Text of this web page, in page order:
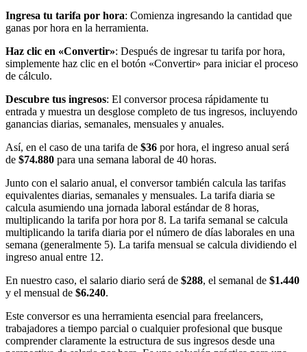
Ingresa tu tarifa por hora: Comienza ingresando la cantidad que
ganas por hora en la herramienta.
Haz clic en «Convertir»: Después de ingresar tu tarifa por hora,
simplemente haz clic en el botón «Convertir» para iniciar el proceso
de cálculo.
Descubre tus ingresos: El conversor procesa rápidamente tu
entrada y muestra un desglose completo de tus ingresos, incluyendo
ganancias diarias, semanales, mensuales y anuales.
Así, en el caso de una tarifa de $36 por hora, el ingreso anual será
de $74.880 para una semana laboral de 40 horas.
Junto con el salario anual, el conversor también calcula las tarifas
equivalentes diarias, semanales y mensuales. La tarifa diaria se
calcula asumiendo una jornada laboral estándar de 8 horas,
multiplicando la tarifa por hora por 8. La tarifa semanal se calcula
multiplicando la tarifa diaria por el número de días laborales en una
semana (generalmente 5). La tarifa mensual se calcula dividiendo el
ingreso anual entre 12.
En nuestro caso, el salario diario será de $288, el semanal de $1.440
y el mensual de $6.240.
Este conversor es una herramienta esencial para freelancers,
trabajadores a tiempo parcial o cualquier profesional que busque
comprender claramente la estructura de sus ingresos desde una